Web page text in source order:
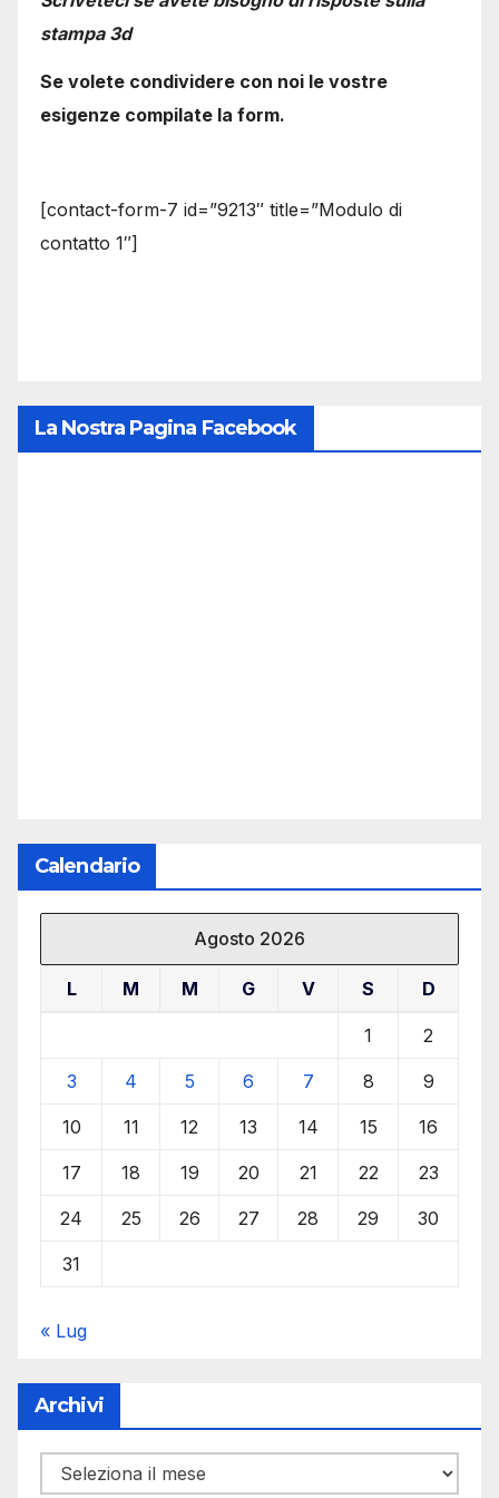
stampa 3d
Se volete condividere con noi le vostre
esigenze compilate la form.
[contact-form-7 id=”9213″ title=”Modulo di
contatto 1″]
La Nostra Pagina Facebook
Calendario
Agosto 2026
L M M G V S D
1 2
3 4 5 6 7 8 9
10 11 12 13 14 15 16
17 18 19 20 21 22 23
24 25 26 27 28 29 30
31
« Lug
Archivi
Archivi